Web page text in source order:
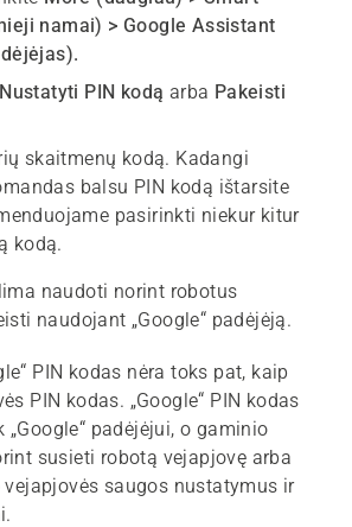
namai) > Google Assistant
Nustatyti PIN kodą arba Pakeisti
skaitmenų kodą. Kadangi
balsu PIN kodą ištarsite
pasirinkti niekur kitur
kodą.
naudoti norint robotus
naudojant „Google“ padėjėją.
PIN kodas nėra toks pat, kaip
PIN kodas. „Google“ PIN kodas
padėjėjui, o gaminio
susieti robotą vejapjovę arba
saugos nustatymus ir